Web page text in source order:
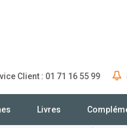
Client : 01 71 16 55 99
Livres